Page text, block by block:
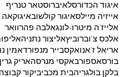
איברוסטאר טנריףאיגוד הכדורסל
איגוקאהאיגור קולשובאייזיה מיילס
אלבה פהרוואראלייז'ה מיטרו-לונג
אליצור נתניהאלכס צ'וברוביץ
אמיןאקסבייר מנפורדאריאל ז'אנו
אריק גריןבאקסי מנרסהבורסאספור
ביקור קבוצהבית מכביבלקן בולגריה